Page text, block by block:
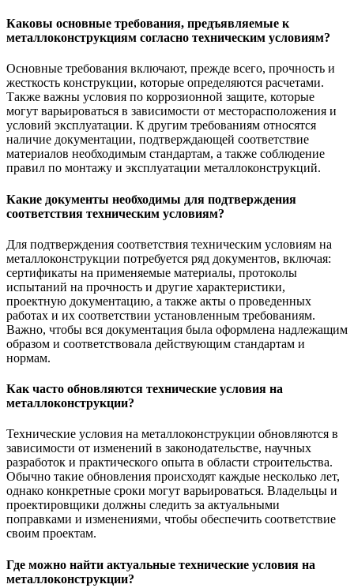
Каковы основные требования, предъявляемые к
металлоконструкциям согласно техническим условиям?
Основные требования включают, прежде всего, прочность и
жесткость конструкции, которые определяются расчетами.
Также важны условия по коррозионной защите, которые
могут варьироваться в зависимости от месторасположения и
условий эксплуатации. К другим требованиям относятся
наличие документации, подтверждающей соответствие
материалов необходимым стандартам, а также соблюдение
правил по монтажу и эксплуатации металлоконструкций.
Какие документы необходимы для подтверждения
соответствия техническим условиям?
Для подтверждения соответствия техническим условиям на
металлоконструкции потребуется ряд документов, включая:
сертификаты на применяемые материалы, протоколы
испытаний на прочность и другие характеристики,
проектную документацию, а также акты о проведенных
работах и их соответствии установленным требованиям.
Важно, чтобы вся документация была оформлена надлежащим
образом и соответствовала действующим стандартам и
нормам.
Как часто обновляются технические условия на
металлоконструкции?
Технические условия на металлоконструкции обновляются в
зависимости от изменений в законодательстве, научных
разработок и практического опыта в области строительства.
Обычно такие обновления происходят каждые несколько лет,
однако конкретные сроки могут варьироваться. Владельцы и
проектировщики должны следить за актуальными
поправками и изменениями, чтобы обеспечить соответствие
своим проектам.
Где можно найти актуальные технические условия на
металлоконструкции?